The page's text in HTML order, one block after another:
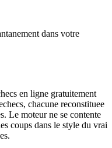
dans votre
en ligne gratuitement
chacune reconstituee
Le moteur ne se contente
coups dans le style du vrai